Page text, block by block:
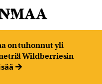
on tuhonnut yli
Wildberriesin